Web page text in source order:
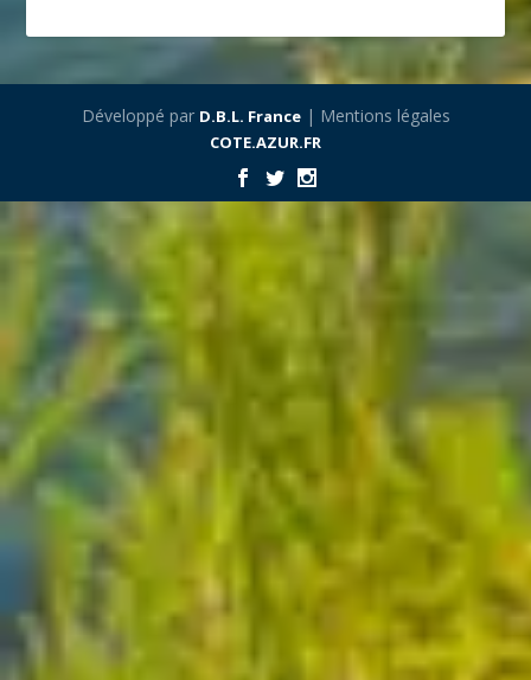
Développé par D.B.L. France| Mentions légales
COTE.AZUR.FR